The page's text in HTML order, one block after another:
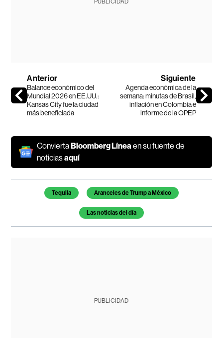
PUBLICIDAD
Anterior
Balance económico del
Mundial 2026 en EE.UU.:
Kansas City fue la ciudad
más beneficiada
Siguiente
Agenda económica de la
semana: minutas de Brasil,
inflación en Colombia e
informe de la OPEP
ConviertaBloomberg Líneaen su fuente de
noticiasaquí
Temas de este artículo
Tequila Aranceles de Trump a México
Las noticias del día
PUBLICIDAD